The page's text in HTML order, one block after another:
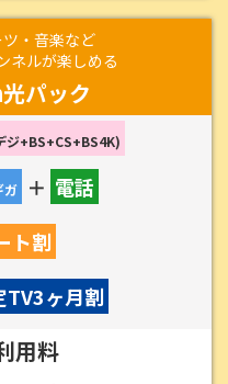
・音楽など
ネルが楽しめる
パック
ジ+BS+CS+BS4K)
ガ ＋ 電話
ト割
TV3ヶ月割
用料